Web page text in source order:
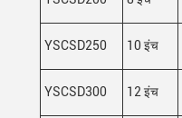
YSCSD250 10 इंच
YSCSD300 12 इंच